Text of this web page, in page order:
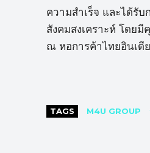
ความสำเร็จ และได้รั
สังคมสงเคราะห์ โดย
ณ หอการค้าไทยอินเดี
TAGS M4U GROUP